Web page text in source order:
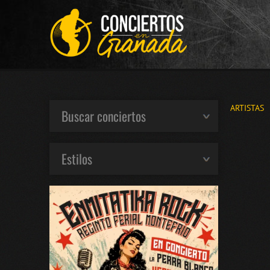
ARTISTAS
Buscar conciertos
Estilos